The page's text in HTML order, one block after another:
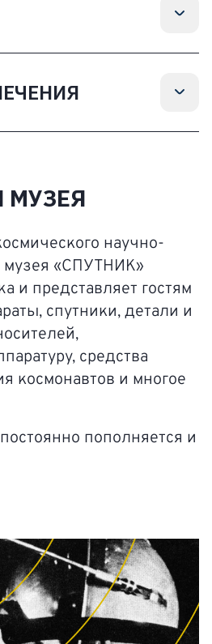
МУЗЕЯ
научно-
музея «СПУТНИК»
и представляет гостям
спутники, детали и
средства
космонавтов и многое
пополняется и